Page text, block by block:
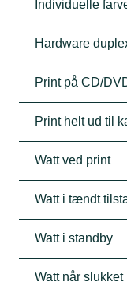
Individuelle
Hardware
Print på CD/
Print helt ud til
Watt ved print
Watt i tændt
Watt i standby
Watt når slukket